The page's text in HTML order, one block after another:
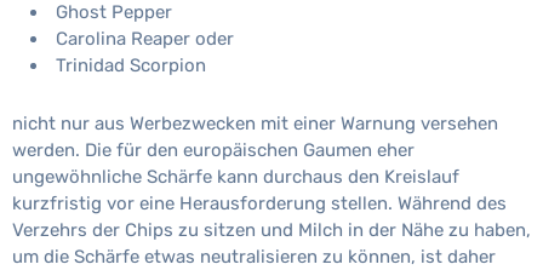
Ghost Pepper
Carolina Reaper oder
Trinidad Scorpion
nicht nur aus Werbezwecken mit einer Warnung versehen
werden. Die für den europäischen Gaumen eher
ungewöhnliche Schärfe kann durchaus den Kreislauf
kurzfristig vor eine Herausforderung stellen. Während des
Verzehrs der Chips zu sitzen und Milch in der Nähe zu haben,
um die Schärfe etwas neutralisieren zu können, ist daher